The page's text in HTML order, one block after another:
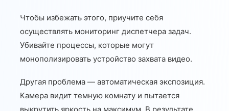
Чтобы избежать этого, приучите себя
осуществлять мониторинг диспетчера задач.
Убивайте процессы, которые могут
монополизировать устройство захвата видео.
Другая проблема — автоматическая экспозиция.
Камера видит темную комнату и пытается
выкрутить яркость на максимум. В результате